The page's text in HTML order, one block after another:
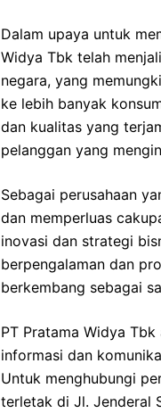
Dalam upaya untuk
Widya Tbk telah
negara, yang
ke lebih banyak
dan kualitas yang
pelanggan yang
Sebagai perusahaan
dan memperluas
inovasi dan strategi
berpengalaman dan
berkembang sebagai
PT Pratama Widya
informasi dan
Untuk menghubungi
terletak di Jl. Jenderal